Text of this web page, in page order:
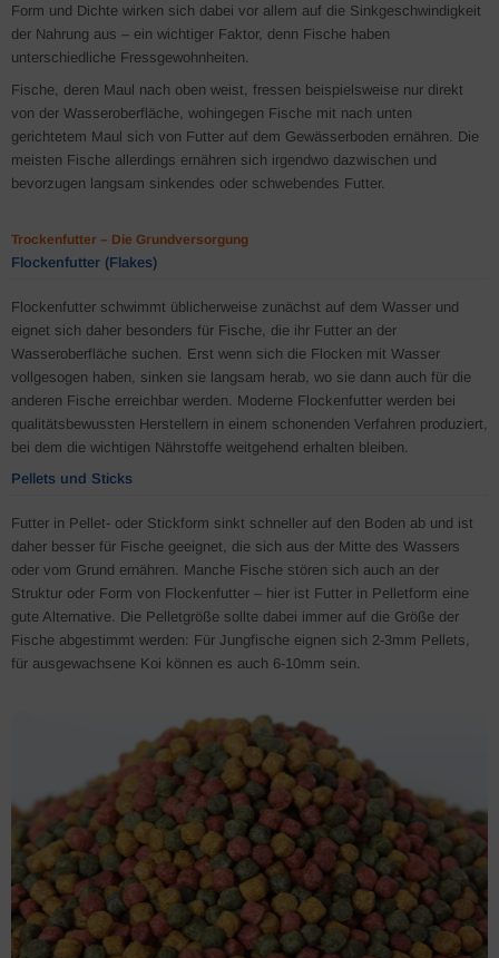
Form und Dichte wirken sich dabei vor allem auf die Sinkgeschwindigkeit
der Nahrung aus – ein wichtiger Faktor, denn Fische haben
unterschiedliche Fressgewohnheiten.
Fische, deren Maul nach oben weist, fressen beispielsweise nur direkt
von der Wasseroberfläche, wohingegen Fische mit nach unten
gerichtetem Maul sich von Futter auf dem Gewässerboden ernähren. Die
meisten Fische allerdings ernähren sich irgendwo dazwischen und
bevorzugen langsam sinkendes oder schwebendes Futter.
Trockenfutter – Die Grundversorgung
Flockenfutter (Flakes)
Flockenfutter schwimmt üblicherweise zunächst auf dem Wasser und
eignet sich daher besonders für Fische, die ihr Futter an der
Wasseroberfläche suchen. Erst wenn sich die Flocken mit Wasser
vollgesogen haben, sinken sie langsam herab, wo sie dann auch für die
anderen Fische erreichbar werden. Moderne Flockenfutter werden bei
qualitätsbewussten Herstellern in einem schonenden Verfahren produziert,
bei dem die wichtigen Nährstoffe weitgehend erhalten bleiben.
Pellets und Sticks
Futter in Pellet- oder Stickform sinkt schneller auf den Boden ab und ist
daher besser für Fische geeignet, die sich aus der Mitte des Wassers
oder vom Grund ernähren. Manche Fische stören sich auch an der
Struktur oder Form von Flockenfutter – hier ist Futter in Pelletform eine
gute Alternative. Die Pelletgröße sollte dabei immer auf die Größe der
Fische abgestimmt werden: Für Jungfische eignen sich 2-3mm Pellets,
für ausgewachsene Koi können es auch 6-10mm sein.